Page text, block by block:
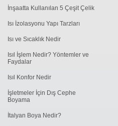
İnşaatta Kullanılan 5 Çeşit Çelik
Isı İzolasyonu Yapı Tarzları
Isı ve Sıcaklık Nedir
Isıl İşlem Nedir? Yöntemler ve
Faydalar
Isıl Konfor Nedir
İşletmeler İçin Dış Cephe
Boyama
İtalyan Boya Nedir?